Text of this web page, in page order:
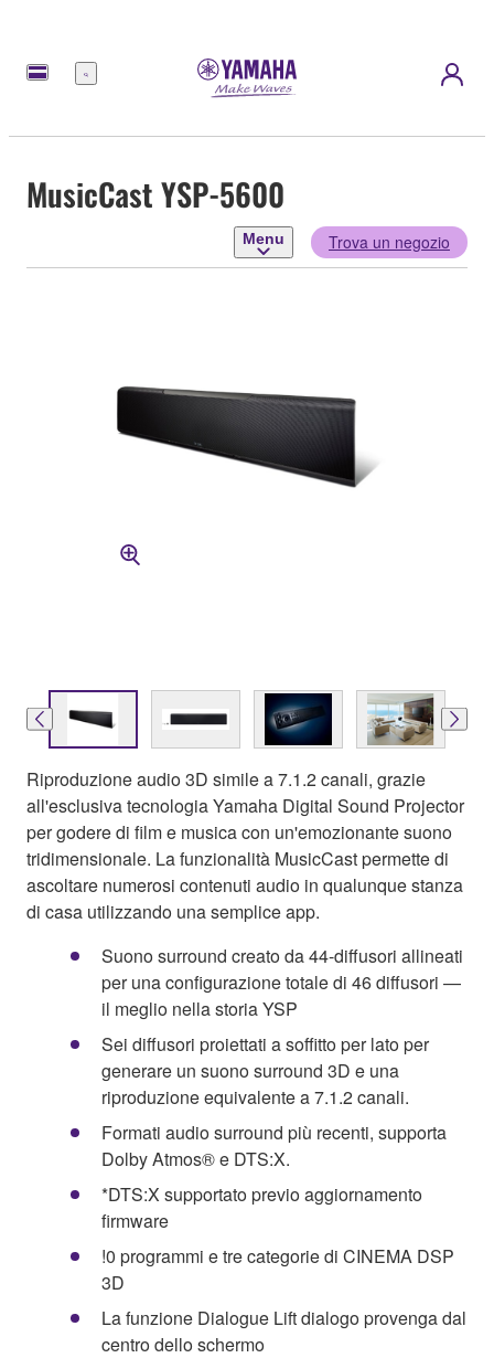
Menu
MusicCast YSP-5600
Menu Trova un negozio
Riproduzione audio 3D simile a 7.1.2 canali, grazie
all'esclusiva tecnologia Yamaha Digital Sound Projector
per godere di film e musica con un'emozionante suono
tridimensionale. La funzionalità MusicCast permette di
ascoltare numerosi contenuti audio in qualunque stanza
di casa utilizzando una semplice app.
Suono surround creato da 44-diffusori allineati
per una configurazione totale di 46 diffusori —
il meglio nella storia YSP
Sei diffusori proiettati a soffitto per lato per
generare un suono surround 3D e una
riproduzione equivalente a 7.1.2 canali.
Formati audio surround più recenti, supporta
Dolby Atmos® e DTS:X.
*DTS:X supportato previo aggiornamento
firmware
!0 programmi e tre categorie di CINEMA DSP
3D
La funzione Dialogue Lift dialogo provenga dal
centro dello schermo